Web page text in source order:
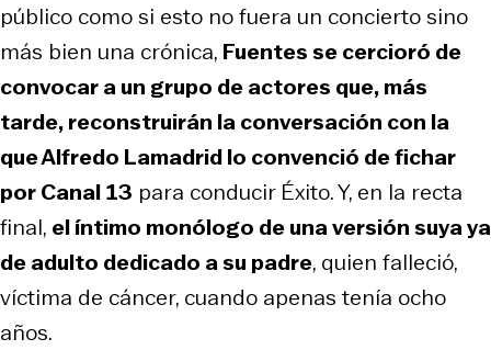
público como si esto no fuera un concierto sino
más bien una crónica, Fuentes se cercioró de
convocar a un grupo de actores que, más
tarde, reconstruirán la conversación con la
que Alfredo Lamadrid lo convenció de fichar
por Canal 13 para conducir Éxito. Y, en la recta
final, el íntimo monólogo de una versión suya ya
de adulto dedicado a su padre, quien falleció,
víctima de cáncer, cuando apenas tenía ocho
años.